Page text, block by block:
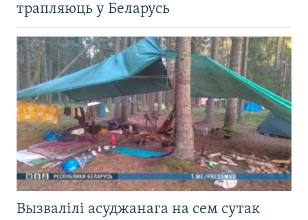
трапляюць у Беларусь
Вызвалілі асуджанага на сем сутак